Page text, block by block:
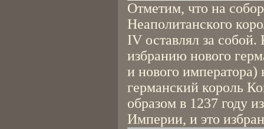
Отметим, что на
Неаполитанского
IV оставлял за
избранию нового
и нового императора)
германский король
образом в 1237 году
Империи, и это